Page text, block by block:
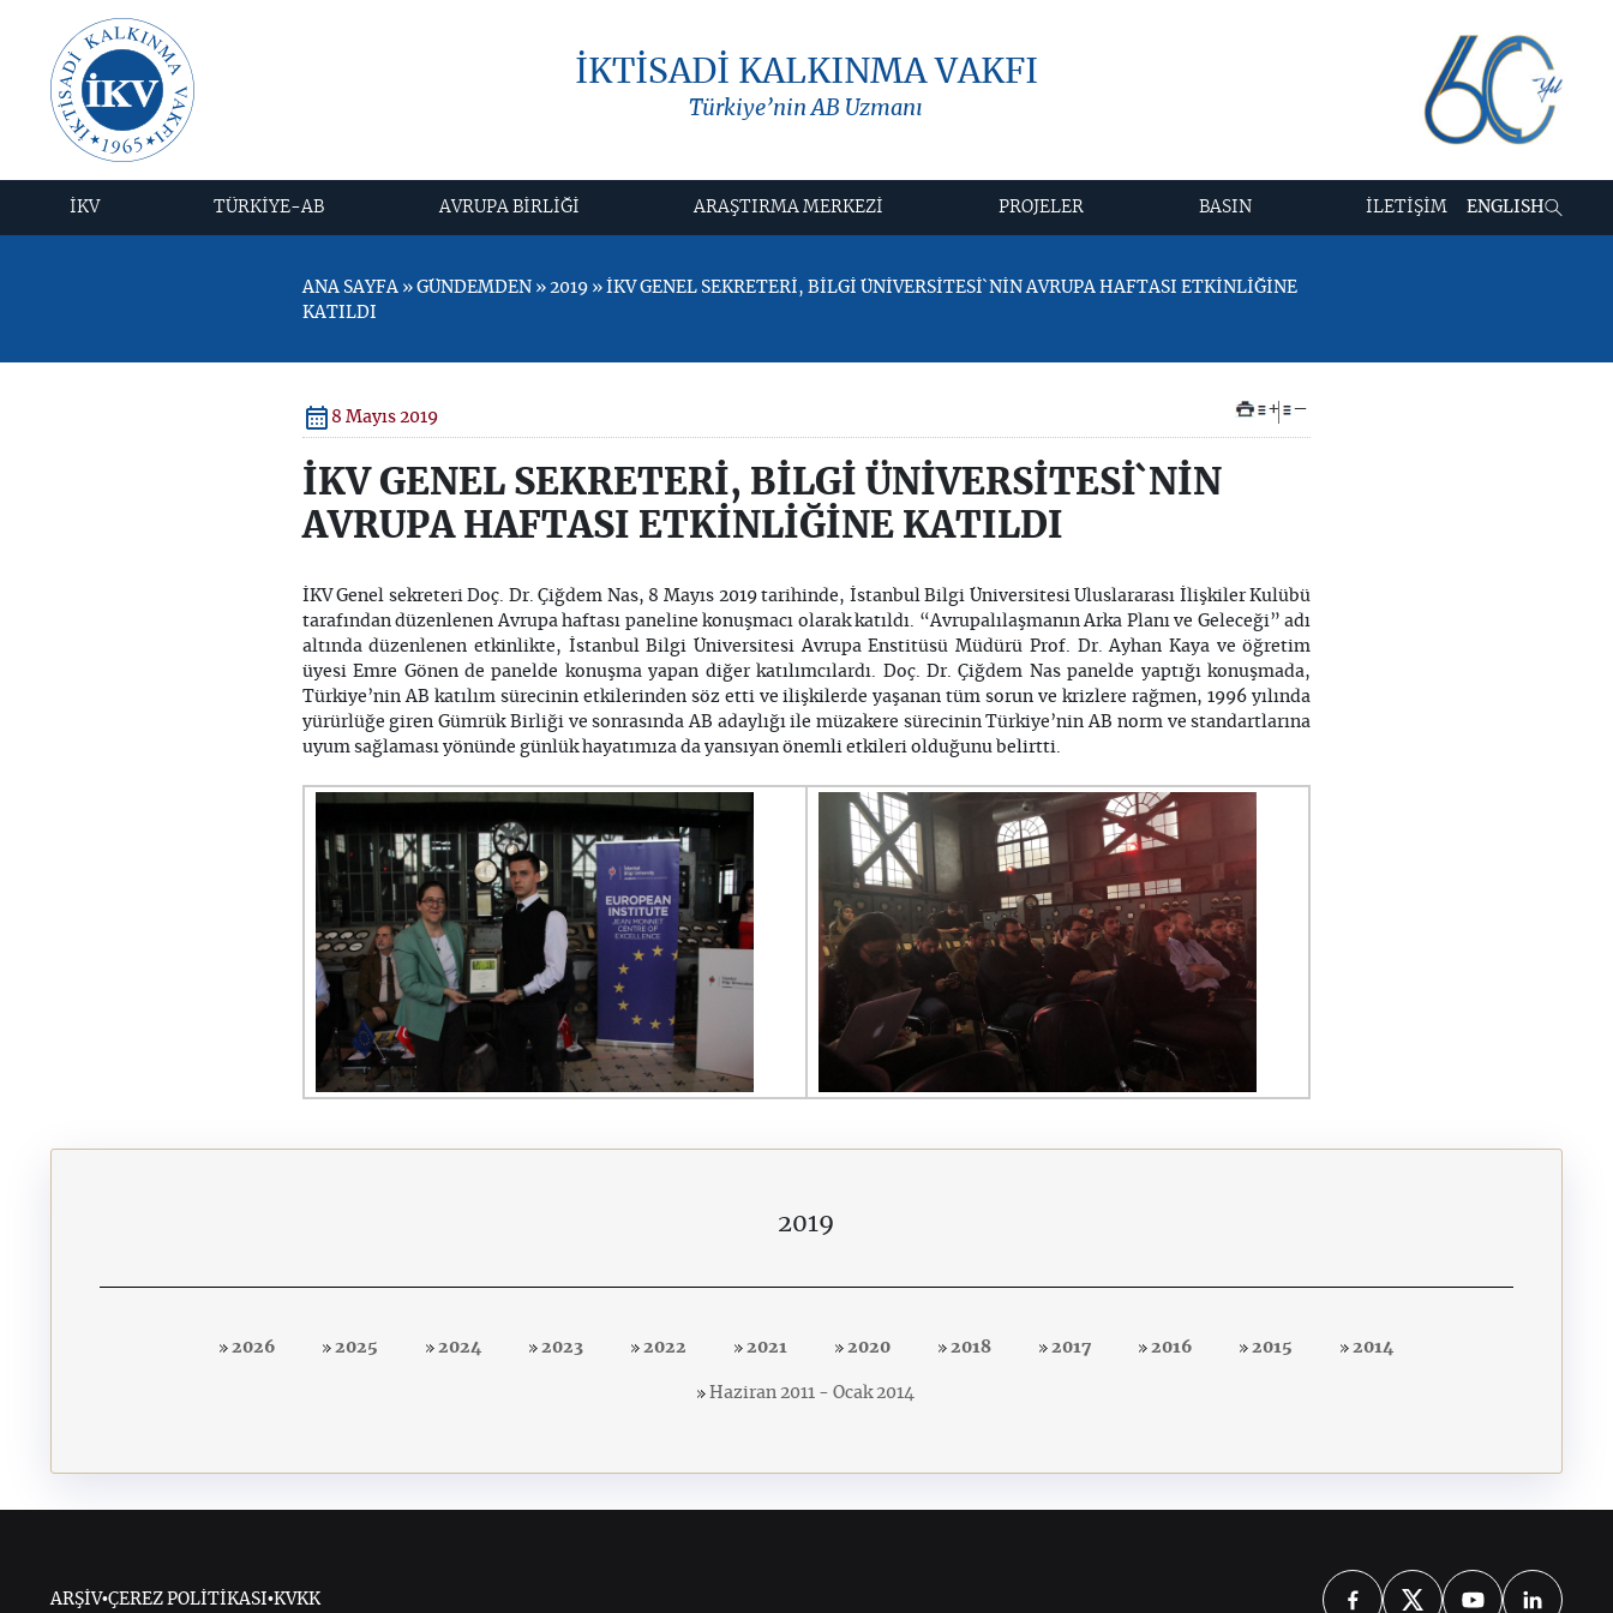
İKTİSADİ KALKINMA VAKFI
Türkiye’nin AB Uzmanı
İKV TÜRKİYE-AB AVRUPA BİRLİĞİ ARAŞTIRMA MERKEZİ PROJELER BASIN İLETİŞİM ENGLISH
ANA SAYFA » GÜNDEMDEN » 2019 » İKV GENEL SEKRETERİ, BİLGİ ÜNİVERSİTESİ`NİN AVRUPA HAFTASI ETKİNLİĞİNE
KATILDI
8 Mayıs 2019 + –
İKV GENEL SEKRETERİ, BİLGİ ÜNİVERSİTESİ`NİN
AVRUPA HAFTASI ETKİNLİĞİNE KATILDI
İKV Genel sekreteri Doç. Dr. Çiğdem Nas, 8 Mayıs 2019 tarihinde, İstanbul Bilgi Üniversitesi Uluslararası İlişkiler Kulübü
tarafından düzenlenen Avrupa haftası paneline konuşmacı olarak katıldı. “Avrupalılaşmanın Arka Planı ve Geleceği” adı
altında düzenlenen etkinlikte, İstanbul Bilgi Üniversitesi Avrupa Enstitüsü Müdürü Prof. Dr. Ayhan Kaya ve öğretim
üyesi Emre Gönen de panelde konuşma yapan diğer katılımcılardı. Doç. Dr. Çiğdem Nas panelde yaptığı konuşmada,
Türkiye’nin AB katılım sürecinin etkilerinden söz etti ve ilişkilerde yaşanan tüm sorun ve krizlere rağmen, 1996 yılında
yürürlüğe giren Gümrük Birliği ve sonrasında AB adaylığı ile müzakere sürecinin Türkiye’nin AB norm ve standartlarına
uyum sağlaması yönünde günlük hayatımıza da yansıyan önemli etkileri olduğunu belirtti.
2019
2026 2025 2024 2023 2022 2021 2020 2018 2017 2016 2015 2014
Haziran 2011 - Ocak 2014
ARŞİV•ÇEREZ POLİTİKASI •KVKK